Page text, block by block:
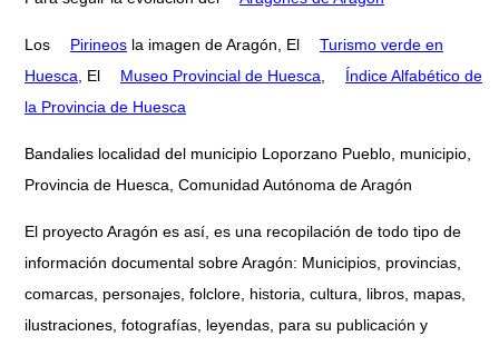
Los Pirineos la imagen de Aragón, El
Turismo verde en
Huesca, El Museo Provincial de Huesca,
Índice Alfabético de
la Provincia de Huesca
Bandalies localidad del municipio Loporzano Pueblo, municipio,
Provincia de Huesca, Comunidad Autónoma de Aragón
El proyecto Aragón es así, es una recopilación de todo tipo de
información documental sobre Aragón: Municipios, provincias,
comarcas, personajes, folclore, historia, cultura, libros, mapas,
ilustraciones, fotografías, leyendas, para su publicación y